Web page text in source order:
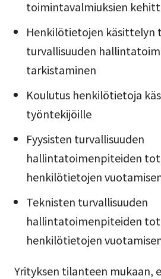
toimintavalmiuksien
Henkilötietojen käsittelyn
turvallisuuden
tarkistaminen
Koulutus henkilötietoja
työntekijöille
Fyysisten turvallisuuden
hallintatoimenpiteiden
henkilötietojen
Teknisten turvallisuuden
hallintatoimenpiteiden
henkilötietojen
Yrityksen tilanteen mukaan,